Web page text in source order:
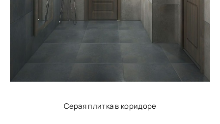
Серая плитка в коридоре